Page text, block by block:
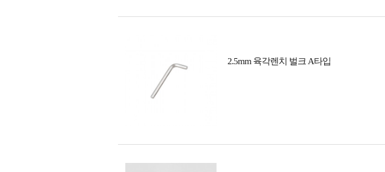
2.5mm 육각렌치 벌크 A타입